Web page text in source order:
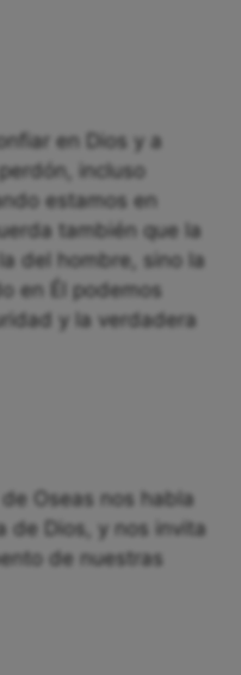
en Dios y a
incluso
estamos en
también que la
del hombre, sino la
en Él podemos
y la verdadera
de Oseas nos habla
de Dios, y nos invita
de nuestras